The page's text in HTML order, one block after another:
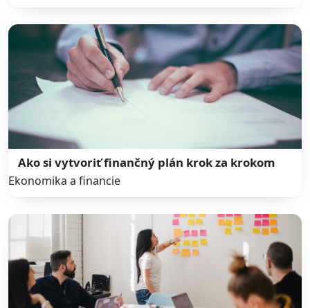
Ako si vytvoriť finančný plán krok za krokom
Ekonomika a financie